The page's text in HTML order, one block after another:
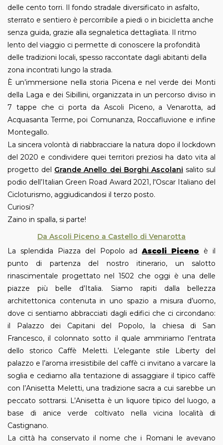
delle cento torri. Il fondo stradale diversificato in asfalto,
sterrato e sentiero è percorribile a piedi o in bicicletta anche
senza guida, grazie alla segnaletica dettagliata. Il ritmo
lento del viaggio ci permette di conoscere la profondità
delle tradizioni locali, spesso raccontate dagli abitanti della
zona incontrati lungo la strada.
È un’immersione nella storia Picena e nel verde dei Monti
della Laga e dei Sibillini, organizzata in un percorso diviso in
7 tappe che ci porta da Ascoli Piceno, a Venarotta, ad
Acquasanta Terme, poi Comunanza, Roccafluvione e infine
Montegallo.
La sincera volontà di riabbracciare la natura dopo il lockdown
del 2020 e condividere quei territori preziosi ha dato vita al
progetto del Grande Anello dei Borghi Ascolani salito sul
podio dell’Italian Green Road Award 2021, l'Oscar Italiano del
Cicloturismo, aggiudicandosi il terzo posto.
Curiosi?
Zaino in spalla, si parte!
Da Ascoli Piceno a Castello di Venarotta
La splendida Piazza del Popolo adAscoli Piceno è il
punto di partenza del nostro itinerario, un salotto
rinascimentale progettato nel 1502 che oggi è una delle
piazze più belle d’Italia. Siamo rapiti dalla bellezza
architettonica contenuta in uno spazio a misura d’uomo,
dove ci sentiamo abbracciati dagli edifici che ci circondano:
il Palazzo dei Capitani del Popolo, la chiesa di San
Francesco, il colonnato sotto il quale ammiriamo l’entrata
dello storico Caffè Meletti. L’elegante stile Liberty del
palazzo e l’aroma irresistibile del caffè ci invitano a varcare la
soglia e cediamo alla tentazione di assaggiare il tipico caffè
con l’Anisetta Meletti, una tradizione sacra a cui sarebbe un
peccato sottrarsi. L’Anisetta è un liquore tipico del luogo, a
base di anice verde coltivato nella vicina località di
Castignano.
La città ha conservato il nome che i Romani le avevano